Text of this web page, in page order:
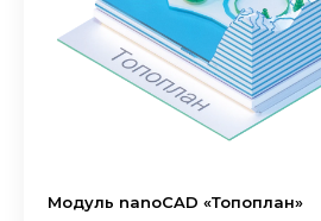
Модуль nanoCAD «Топоплан»